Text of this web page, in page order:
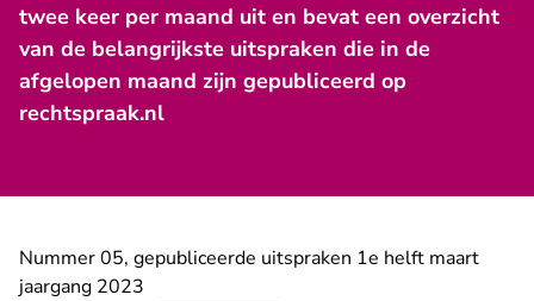
twee keer per maand uit en bevat een overzicht
van de belangrijkste uitspraken die in de
afgelopen maand zijn gepubliceerd op
rechtspraak.nl
Nummer 05, gepubliceerde uitspraken 1e helft maart
jaargang 2023